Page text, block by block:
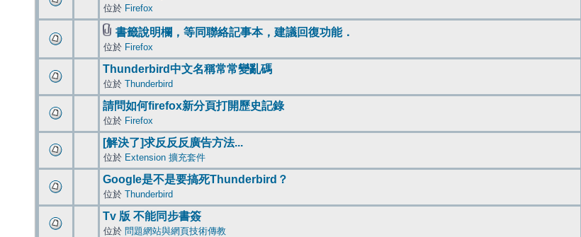
位於 Firefox
書籤說明欄，等同聯絡記事本，建議回復功能．
位於 Firefox
Thunderbird中文名稱常常變亂碼
位於 Thunderbird
請問如何firefox新分頁打開歷史記錄
位於 Firefox
[解決了]求反反反廣告方法...
位於 Extension 擴充套件
Google是不是要搞死Thunderbird？
位於 Thunderbird
Tv 版 不能同步書簽
位於 問題網站與網頁技術傳教